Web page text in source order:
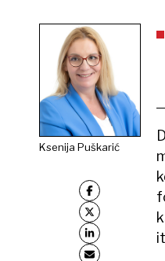
Ksenija Puškarić